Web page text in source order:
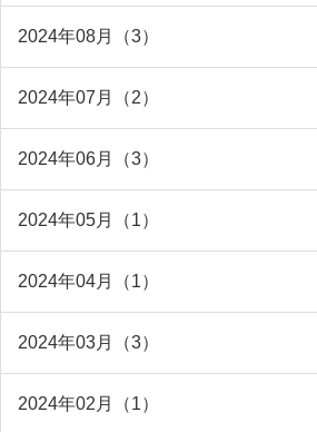
2024年08月（3）
2024年07月（2）
2024年06月（3）
2024年05月（1）
2024年04月（1）
2024年03月（3）
2024年02月（1）